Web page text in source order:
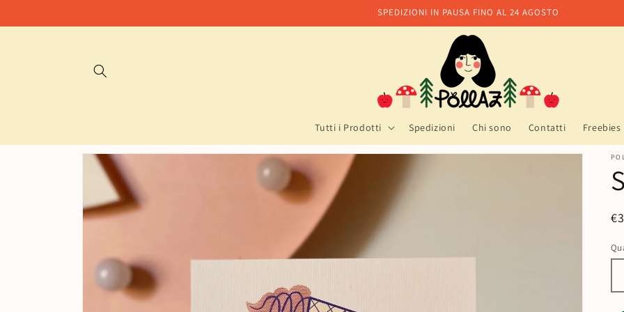
SPEDIZIONI IN PAUSA FINO AL 24 AGOSTO
Tutti i Prodotti Spedizioni Chi sono Contatti Freebies
Passa alle
informazioni
sul prodotto